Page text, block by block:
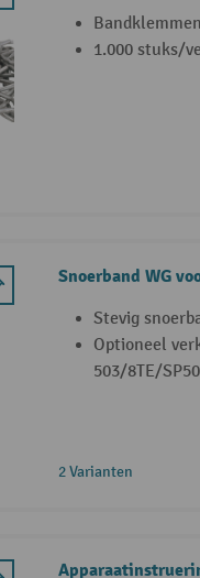
1.000 stuks/
Snoerband WG
Stevig
Optioneel
503/8TE/
2 Varianten